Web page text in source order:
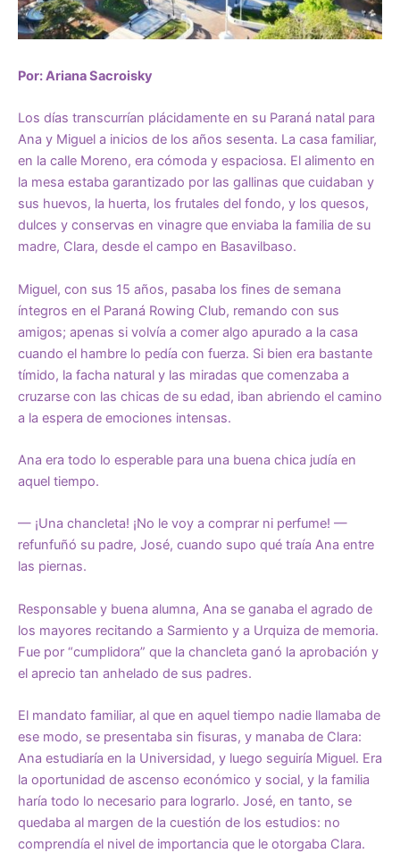
Por: Ariana Sacroisky
Los días transcurrían plácidamente en su Paraná natal para
Ana y Miguel a inicios de los años sesenta. La casa familiar,
en la calle Moreno, era cómoda y espaciosa. El alimento en
la mesa estaba garantizado por las gallinas que cuidaban y
sus huevos, la huerta, los frutales del fondo, y los quesos,
dulces y conservas en vinagre que enviaba la familia de su
madre, Clara, desde el campo en Basavilbaso.
Miguel, con sus 15 años, pasaba los fines de semana
íntegros en el Paraná Rowing Club, remando con sus
amigos; apenas si volvía a comer algo apurado a la casa
cuando el hambre lo pedía con fuerza. Si bien era bastante
tímido, la facha natural y las miradas que comenzaba a
cruzarse con las chicas de su edad, iban abriendo el camino
a la espera de emociones intensas.
Ana era todo lo esperable para una buena chica judía en
aquel tiempo.
— ¡Una chancleta! ¡No le voy a comprar ni perfume! —
refunfuñó su padre, José, cuando supo qué traía Ana entre
las piernas.
Responsable y buena alumna, Ana se ganaba el agrado de
los mayores recitando a Sarmiento y a Urquiza de memoria.
Fue por “cumplidora” que la chancleta ganó la aprobación y
el aprecio tan anhelado de sus padres.
El mandato familiar, al que en aquel tiempo nadie llamaba de
ese modo, se presentaba sin fisuras, y manaba de Clara:
Ana estudiaría en la Universidad, y luego seguiría Miguel. Era
la oportunidad de ascenso económico y social, y la familia
haría todo lo necesario para lograrlo. José, en tanto, se
quedaba al margen de la cuestión de los estudios: no
comprendía el nivel de importancia que le otorgaba Clara.